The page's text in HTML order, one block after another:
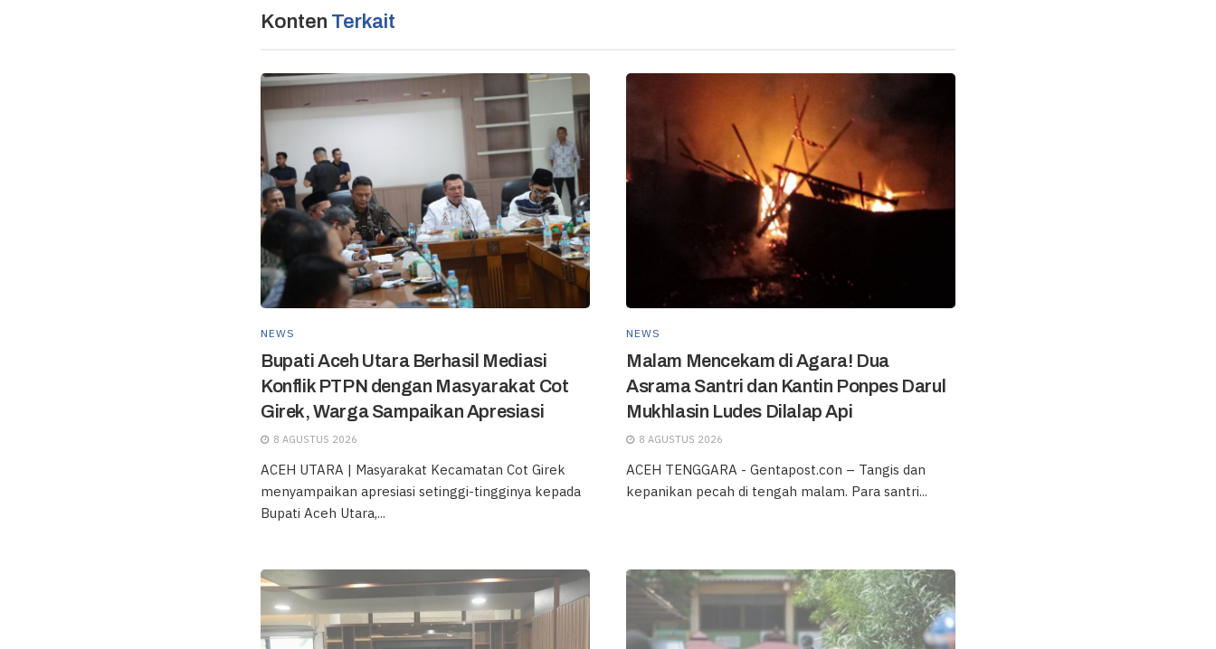
Konten Terkait
NEWS
Bupati Aceh Utara Berhasil Mediasi
Konflik PTPN dengan Masyarakat Cot
Girek, Warga Sampaikan Apresiasi
8 AGUSTUS 2026
ACEH UTARA | Masyarakat Kecamatan Cot Girek
menyampaikan apresiasi setinggi-tingginya kepada
Bupati Aceh Utara,...
NEWS
Malam Mencekam di Agara! Dua
Asrama Santri dan Kantin Ponpes Darul
Mukhlasin Ludes Dilalap Api
8 AGUSTUS 2026
ACEH TENGGARA - Gentapost.con – Tangis dan
kepanikan pecah di tengah malam. Para santri...